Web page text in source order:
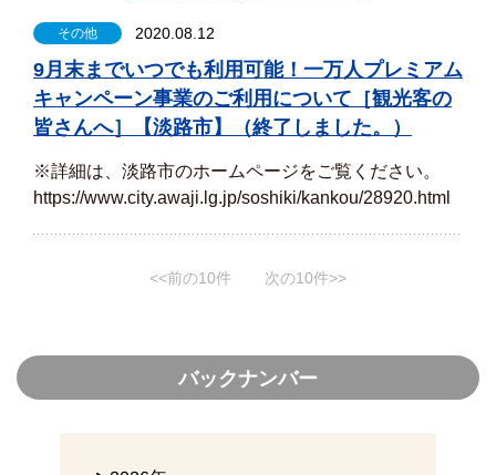
その他 2020.08.12
9月末までいつでも利用可能！一万人プレミアム
キャンペーン事業のご利用について［観光客の
皆さんへ］【淡路市】（終了しました。）
※詳細は、淡路市のホームページをご覧ください。
https://www.city.awaji.lg.jp/soshiki/kankou/28920.html
<<前の10件 次の10件>>
バックナンバー